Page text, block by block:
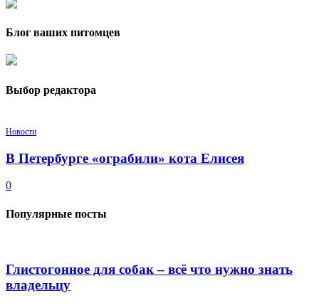
Блог ваших питомцев
Выбор редактора
Новости
В Петербурге «ограбили» кота Елисея
0
Популярные посты
Глистогонное для собак – всё что нужно знать
владельцу